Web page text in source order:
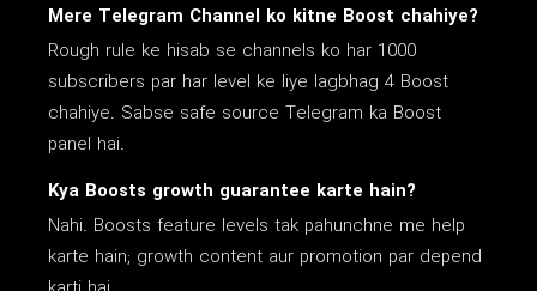
Mere Telegram Channel ko kitne Boost chahiye?
Rough rule ke hisab se channels ko har 1000
subscribers par har level ke liye lagbhag 4 Boost
chahiye. Sabse safe source Telegram ka Boost
panel hai.
Kya Boosts growth guarantee karte hain?
Nahi. Boosts feature levels tak pahunchne me help
karte hain; growth content aur promotion par depend